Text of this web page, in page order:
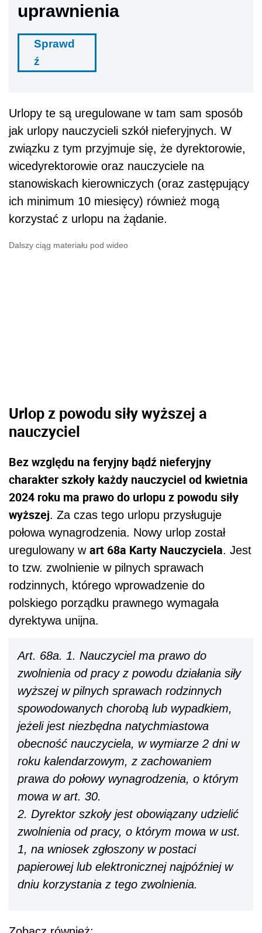
uprawnienia
Sprawd
ź
Urlopy te są uregulowane w tam sam sposób
jak urlopy nauczycieli szkół nieferyjnych. W
związku z tym przyjmuje się, że dyrektorowie,
wicedyrektorowie oraz nauczyciele na
stanowiskach kierowniczych (oraz zastępujący
ich minimum 10 miesięcy) również mogą
korzystać z urlopu na żądanie.
Dalszy ciąg materiału pod wideo
Urlop z powodu siły wyższej a
nauczyciel
Bez względu na feryjny bądź nieferyjny
charakter szkoły każdy nauczyciel od kwietnia
2024 roku ma prawo do urlopu z powodu siły
wyższej. Za czas tego urlopu przysługuje
połowa wynagrodzenia. Nowy urlop został
uregulowany w art 68a Karty Nauczyciela. Jest
to tzw. zwolnienie w pilnych sprawach
rodzinnych, którego wprowadzenie do
polskiego porządku prawnego wymagała
dyrektywa unijna.
Art. 68a. 1. Nauczyciel ma prawo do
zwolnienia od pracy z powodu działania siły
wyższej w pilnych sprawach rodzinnych
spowodowanych chorobą lub wypadkiem,
jeżeli jest niezbędna natychmiastowa
obecność nauczyciela, w wymiarze 2 dni w
roku kalendarzowym, z zachowaniem
prawa do połowy wynagrodzenia, o którym
mowa w art. 30.
2. Dyrektor szkoły jest obowiązany udzielić
zwolnienia od pracy, o którym mowa w ust.
1, na wniosek zgłoszony w postaci
papierowej lub elektronicznej najpóźniej w
dniu korzystania z tego zwolnienia.